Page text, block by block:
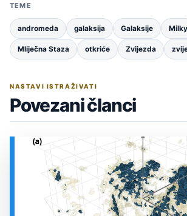
TEME
andromeda galaksija Galaksije Milky
Mliječna Staza otkriće Zvijezda
NASTAVI ISTRAŽIVATI
Povezani članci